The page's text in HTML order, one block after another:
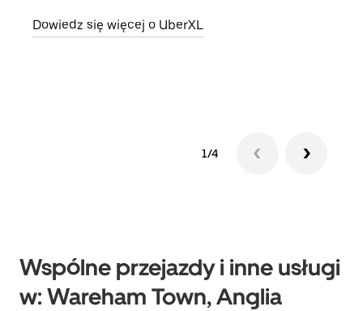
Dowiedz się więcej o UberXL
1/4
Wspólne przejazdy i inne usługi
w: Wareham Town, Anglia